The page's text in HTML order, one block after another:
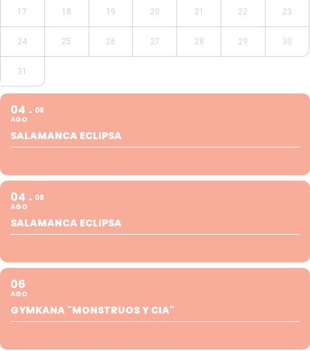
17 18 19 20 21 22 23
24 25 26 27 28 29 30
31
04
AGO
08
SALAMANCA ECLIPSA
04
AGO
08
SALAMANCA ECLIPSA
06
AGO
GYMKANA "MONSTRUOS Y CIA"